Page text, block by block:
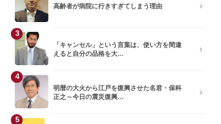
高齢者が病院に行きすぎてしまう理由
3
「キャンセル」という言葉は、使い方を間違
えると自分の品格を大…
4
明暦の大火から江戸を復興させた名君・保科
正之～今日の震災復興…
5